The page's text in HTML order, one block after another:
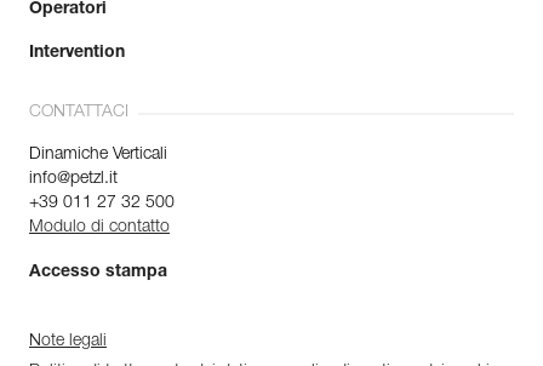
Operatori
Intervention
CONTATTACI
Dinamiche Verticali
info@petzl.it
+39 011 27 32 500
Modulo di contatto
Accesso stampa
Note legali